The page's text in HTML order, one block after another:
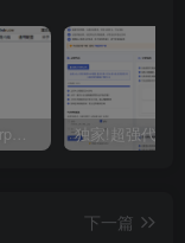
mingdon 明动 burp插件0.2.6版本 本地时间校验去除版
下一篇